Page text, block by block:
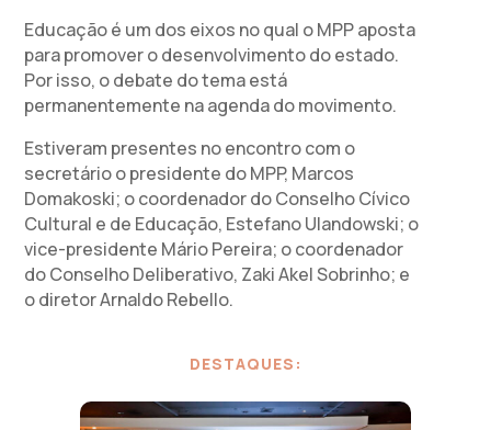
Educação é um dos eixos no qual o MPP aposta
para promover o desenvolvimento do estado.
Por isso, o debate do tema está
permanentemente na agenda do movimento.
Estiveram presentes no encontro com o
secretário o presidente do MPP, Marcos
Domakoski; o coordenador do Conselho Cívico
Cultural e de Educação, Estefano Ulandowski; o
vice-presidente Mário Pereira; o coordenador
do Conselho Deliberativo, Zaki Akel Sobrinho; e
o diretor Arnaldo Rebello.
DESTAQUES: